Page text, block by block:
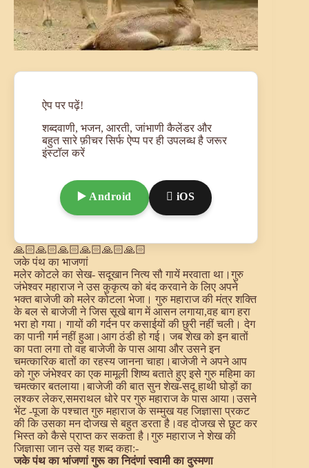
ऐप पर पढ़ें!
शब्दवाणी, भजन, आरती, जांभाणी कैलेंडर और
बहुत सारे फ़ीचर सिर्फ ऐप्प पर ही उपलब्ध है जरूर
इंस्टॉल करें
▶️ Android  iOS
🙏🏻🙏🏻🙏🏻🙏🏻🙏🏻🙏🏻
जके पंथ का भाजणां
मलेर कोटले का सेख- सदूखान नित्य सौ गायें मरवाता था।गुरु
जंभेश्वर महाराज ने उस कुकृत्य को बंद करवाने के लिए अपने
भक्त बाजेजी को मलेर कोटला भेजा। गुरु महाराज की मंत्र शक्ति
के बल से बाजेजी ने जिस सूखे बाग में आसन लगाया,वह बाग हरा
भरा हो गया। गायों की गर्दन पर कसाईयों की छुरी नहीं चली। देग
का पानी गर्म नहीं हुआ।आग ठंडी हो गई। जब शेख को इन बातों
का पता लगा तो वह बाजेजी के पास आया और उसने इन
चमत्कारिक बातों का रहस्य जानना चाहा।बाजेजी ने अपने आप
को गुरु जंभेश्वर का एक मामूली शिष्य बताते हुए इसे गुरु महिमा का
चमत्कार बतलाया।बाजेजी की बात सुन शेख-सदू हाथी घोड़ों का
लश्कर लेकर,समराथल धोरे पर गुरु महाराज के पास आया।उसने
भेंट -पूजा के पश्चात गुरु महाराज के सम्मुख यह जिज्ञासा प्रकट
की कि उसका मन दोजख से बहुत डरता है।वह दोजख से छूट कर
भिस्त को कैसे प्राप्त कर सकता है।गुरु महाराज ने शेख की
जिज्ञासा जान उसे यह शब्द कहा:-
जके पंथ का भांजणां गुरू का निदंणां स्वामी का दुस्मणा